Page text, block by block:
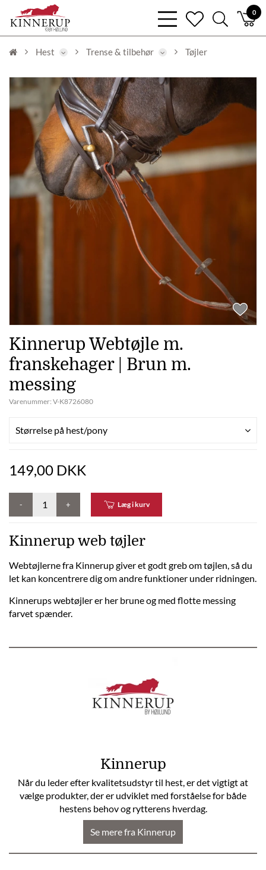
0
bars
light
heart
search
light
Hest Trense & tilbehør Tøjler
Kinnerup Webtøjle m.
franskehager | Brun m.
messing
Varenummer: V-K8726080
Størrelse på hest/pony
149,00 DKK
- + Læg i kurv
Kinnerup web tøjler
Webtøjlerne fra Kinnerup giver et godt greb om tøjlen, så du
let kan koncentrere dig om andre funktioner under ridningen.
Kinnerups webtøjler er her brune og med flotte messing
farvet spænder.
Kinnerup
Når du leder efter kvalitetsudstyr til hest, er det vigtigt at
vælge produkter, der er udviklet med forståelse for både
hestens behov og rytterens hverdag.
Se mere fra Kinnerup